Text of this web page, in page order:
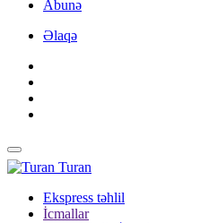
Abunə
Əlaqə
Turan
Ekspress təhlil
İcmallar